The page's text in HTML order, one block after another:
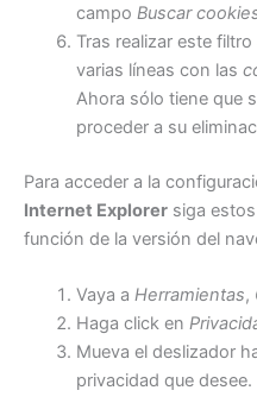
campo Buscar
Tras realizar este
varias líneas con las
Ahora sólo tiene que
proceder a su
Para acceder a la
Internet Explorer siga
función de la versión del
Vaya a Herramientas,
Haga click en
Mueva el deslizador
privacidad que desee.